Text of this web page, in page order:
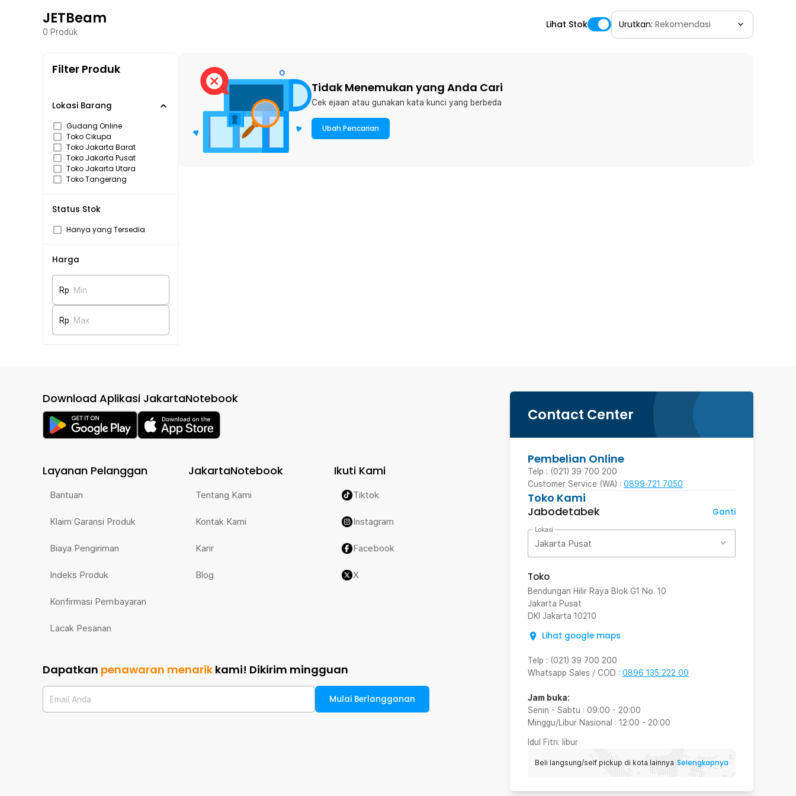
JETBeam
0 Produk
Lihat Stok Urutkan: Rekomendasi
Filter Produk
Lokasi Barang
Gudang Online
Toko Cikupa
Toko Jakarta Barat
Toko Jakarta Pusat
Toko Jakarta Utara
Toko Tangerang
Status Stok
Hanya yang Tersedia
Harga
Rp Min
Rp Max
Tidak Menemukan yang Anda Cari
Cek ejaan atau gunakan kata kunci yang berbeda
Ubah Pencarian
Contact Center
Pembelian Online
Telp : (021) 39 700 200
Customer Service (WA) : 0899 721 7050
Toko Kami
Jabodetabek
Ganti
Lokasi
Jakarta Pusat
Toko
Bendungan Hilir Raya Blok G1 No. 10
Jakarta Pusat
DKI Jakarta 10210
Lihat google maps
Telp : (021) 39 700 200
Whatsapp Sales / COD : 0896 135 222 00
Jam buka:
Senin - Sabtu : 09:00 - 20:00
Minggu/Libur Nasional : 12:00 - 20:00
Idul Fitri: libur
Beli langsung/self pickup di kota lainnya Selengkapnya
Download Aplikasi JakartaNotebook
Layanan Pelanggan
Bantuan
Klaim Garansi Produk
Biaya Pengiriman
Indeks Produk
Konfirmasi Pembayaran
Lacak Pesanan
JakartaNotebook
Tentang Kami
Kontak Kami
Karir
Blog
Ikuti Kami
Tiktok
Instagram
Facebook
X
Dapatkan penawaran menarik kami! Dikirim mingguan
Email Anda Mulai Berlangganan